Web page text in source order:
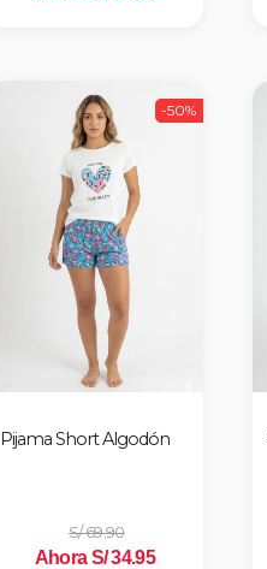
-50%
Pijama Short Algodón
S/ 69.90
Ahora S/ 34.95